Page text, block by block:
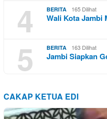
4
BERITA 165 Dilihat
Wali Kota Jambi
5 BERITA 163 Dilihat
Jambi Siapkan
CAKAP KETUA EDI